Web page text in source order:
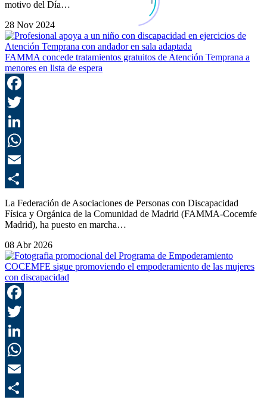
motivo del Día…
28 Nov 2024
FAMMA concede tratamientos gratuitos de Atención Temprana a
menores en lista de espera
La Federación de Asociaciones de Personas con Discapacidad
Física y Orgánica de la Comunidad de Madrid (FAMMA-Cocemfe
Madrid), ha puesto en marcha…
08 Abr 2026
COCEMFE sigue promoviendo el empoderamiento de las mujeres
con discapacidad